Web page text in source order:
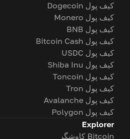
کیف پول Dogecoin
کیف پول Monero
کیف پول BNB
کیف پول Bitcoin Cash
کیف پول USDC
کیف پول Shiba Inu
کیف پول Toncoin
کیف پول Tron
کیف پول Avalanche
کیف پول Polygon
Explorer
Bitcoin کاوشگر